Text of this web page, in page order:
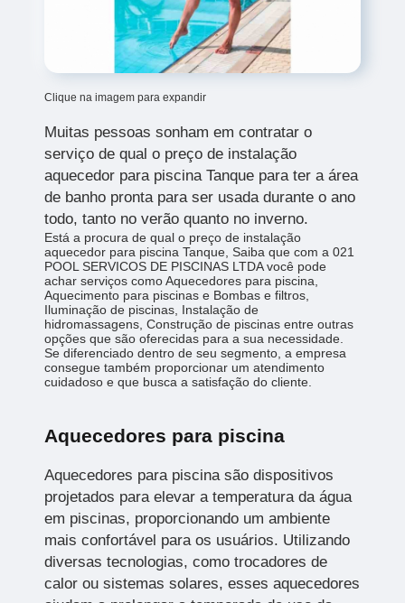
Clique na imagem para expandir
Muitas pessoas sonham em contratar o
serviço de qual o preço de instalação
aquecedor para piscina Tanque para ter a área
de banho pronta para ser usada durante o ano
todo, tanto no verão quanto no inverno.
Está a procura de qual o preço de instalação
aquecedor para piscina Tanque, Saiba que com a 021
POOL SERVICOS DE PISCINAS LTDA você pode
achar serviços como Aquecedores para piscina,
Aquecimento para piscinas e Bombas e filtros,
Iluminação de piscinas, Instalação de
hidromassagens, Construção de piscinas entre outras
opções que são oferecidas para a sua necessidade.
Se diferenciado dentro de seu segmento, a empresa
consegue também proporcionar um atendimento
cuidadoso e que busca a satisfação do cliente.
Aquecedores para piscina
Aquecedores para piscina são dispositivos
projetados para elevar a temperatura da água
em piscinas, proporcionando um ambiente
mais confortável para os usuários. Utilizando
diversas tecnologias, como trocadores de
calor ou sistemas solares, esses aquecedores